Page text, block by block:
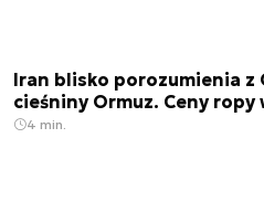
Iran blisko porozumienia z
cieśniny Ormuz. Ceny ropy
4 min.